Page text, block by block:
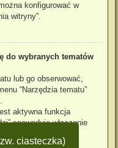
ciasteczka)
konfigurować w
witryny”.
do wybranych tematów
lub go obserwować,
“Narzędzia tematu”
aktywna funkcja
spowoduje włączenie